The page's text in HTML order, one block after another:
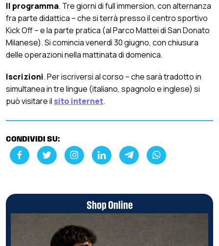
Il programma. Tre giorni di full immersion, con alternanza
fra parte didattica – che si terrà presso il centro sportivo
Kick Off – e la parte pratica (al Parco Mattei di San Donato
Milanese). Si comincia venerdì 30 giugno, con chiusura
delle operazioni nella mattinata di domenica.
Iscrizioni. Per iscriversi al corso – che sarà tradotto in
simultanea in tre lingue (italiano, spagnolo e inglese) si
può visitare il sito internet.
CONDIVIDI SU:
Shop Online